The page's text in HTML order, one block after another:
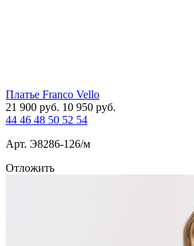
Платье Franco Vello
21 900 руб. 10 950 руб.
44 46 48 50 52 54
Арт. Э8286-126/м
Отложить